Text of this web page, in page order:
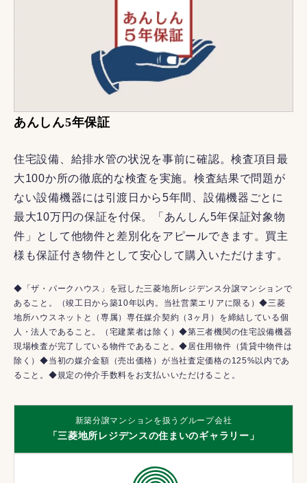
あんしん5年保証
住宅設備、給排水管の状況を事前に確認。検査項目最
大100か所の徹底的な検査を実施。検査結果で問題が
ない設備機器には引渡日から5年間、設備機器ごとに
最大10万円の保証を付保。「あんしん5年保証対象物
件」として他物件と差別化をアピールできます。買主
様も保証付き物件として安心して購入いただけます。
◆「ザ・パークハウス」を冠した三菱地所レジデンス分譲マンションで
あること。（竣工日から築10年以内。当社営業エリアに限る）◆三菱
地所ハウスネットと（専属）専任媒介契約（3ヶ月）を締結している個
人・法人であること。（宅建業者は除く）◆第三者機関の住宅設備機器
現場検査が完了している物件であること。◆居住用物件（賃貸中物件は
除く）◆当初の媒介金額（売出価格）が当社査定価格の125%以内であ
ること。◆規定の仲介手数料をお支払いいただけること。
新築分譲マンションを扱うグループ会社
「三菱地所レジデンスの住まいのギャラリー」